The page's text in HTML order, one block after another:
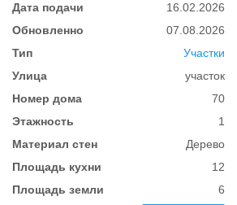
Дата подачи
16.02.2026
Обновленно
07.08.2026
Тип
Участки
Улица
участок
Номер дома
70
Этажность
1
Материал стен
Дерево
Площадь кухни
12
Площадь земли
6